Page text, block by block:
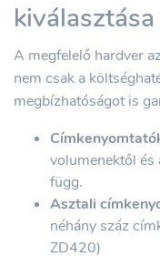
kiválasztása
A megfelelő hardver
nem csak a
megbízhatóságot is
volumenektől és
függ.
Asztali
néhány száz
ZD420)